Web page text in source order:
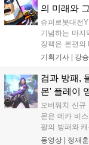
의 미래와
슈퍼로봇대전
기념하는 마지
장팩은 본편의
규 참전작과
하는 몰입감
새로운 가능성
기획기사 | 강
검과 방패,
몬' 플레이
오버워치 신규
몬은 메카 비
팔의 방패와
참격 형태의
동영상 | 정재훈